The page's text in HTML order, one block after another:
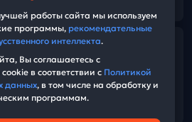
04:31
Я не знаю кем хочу стать когда
ЕГЭ по Истории с Алёной
03 марта 2025 г., 09:19
работы сайта мы используем
программы, рекомендательные
интеллекта.
Вы соглашаетесь с
в соответствии с Политикой
данных, в том числе на обработку и
программам.